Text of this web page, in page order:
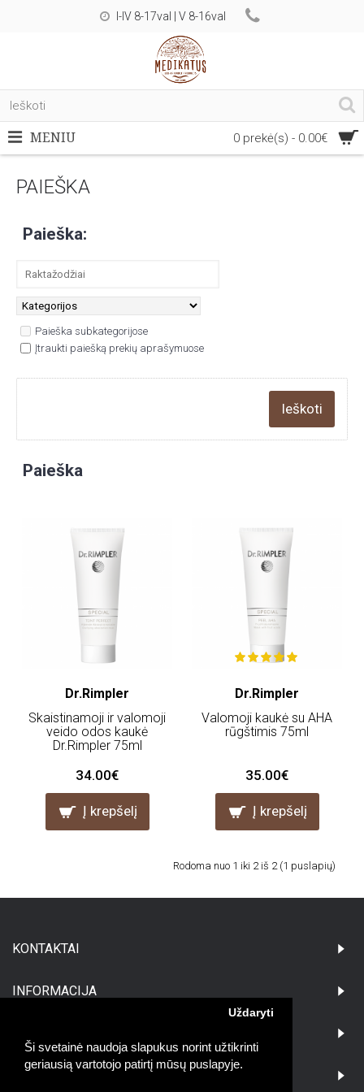
Ši svetainė naudoja slapukus norint užtikrinti
geriausią vartotojo patirtį mūsų puslapyje.
Uždaryti
I-IV 8-17val | V 8-16val
0 prekė(s) - 0.00€
MENIU
PAIEŠKA
Paieška:
Paieška subkategorijose
Įtraukti paiešką prekių aprašymuose
Paieška
Dr.Rimpler
Skaistinamoji ir valomoji
veido odos kaukė
Dr.Rimpler 75ml
34.00€
Į krepšelį
Dr.Rimpler
Valomoji kaukė su AHA
rūgštimis 75ml
35.00€
Į krepšelį
Rodoma nuo 1 iki 2 iš 2 (1 puslapių)
KONTAKTAI
INFORMACIJA
DARBO LAIKAS: